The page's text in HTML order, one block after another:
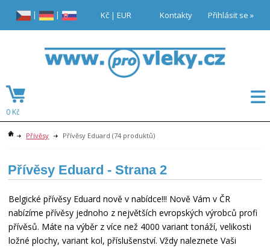
Přívěsy Přívěsy Eduard (74 produktů)
Přívěsy Eduard - Strana 2
Belgické přívěsy Eduard nově v nabídce!!! Nově Vám v ČR
nabízíme přívěsy jednoho z největších evropských výrobců profi
přívěsů. Máte na výběr z více než 4000 variant tonáží, velikosti
ložné plochy, variant kol, příslušenství. Vždy naleznete Vaši
Přihlásit se »
Kontakty
Kč |EUR
| |
0 Kč